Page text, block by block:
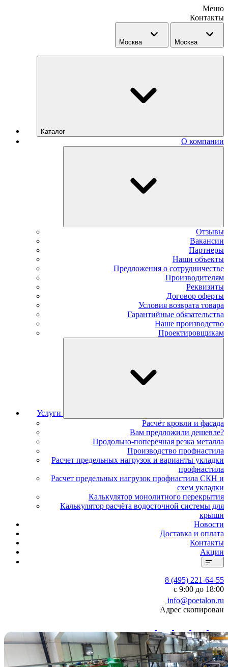
Меню
Контакты
Москва Москва
Каталог
О компании
Отзывы
Вакансии
Партнеры
Наши объекты
Предложения о сотрудничестве
Производителям
Реквизиты
Договор оферты
Условия возврата товара
Гарантийные обязательства
Наше производство
Проектировщикам
Услуги
Расчёт кровли и фасада
Вам предложили дешевле?
Продольно-поперечная резка металла
Производство профнастила
Расчет предельных нагрузок и варианты укладки
профнастила
Расчет предельных нагрузок профнастила СКН и
схем укладки
Калькулятор монолитного перекрытия
Калькулятор расчёта водосточной системы для
крыши
Новости
Доставка и оплата
Контакты
Акции
8 (495) 221-64-55
с 9:00 до 18:00
info@poetalon.ru
Адрес скопирован